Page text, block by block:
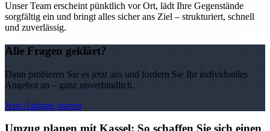
Unser Team erscheint pünktlich vor Ort, lädt Ihre Gegenstände
sorgfältig ein und bringt alles sicher ans Ziel – strukturiert, schnell
und zuverlässig.
Alle Fragen geklärt?
Dann probieren Sie es jetzt aus und fordern Sie Ihr individuelles
Angebot an – ganz unverbindlich.
Jetzt Anfrage starten